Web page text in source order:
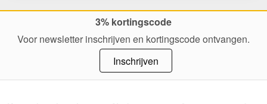
3% kortingscode
Voor newsletter inschrijven en kortingscode ontvangen.
Inschrijven